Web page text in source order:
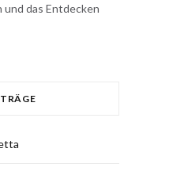
und das Entdecken